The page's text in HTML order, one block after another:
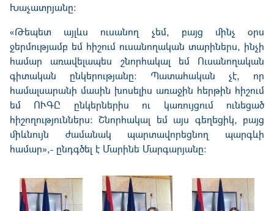
Խաչատրյանը։
«Թեպետ այլևս ուսանող չեմ, բայց մինչ օրս
ջերմությամբ եմ հիշում ուսանողական տարիներս, ինչի
համար առավելապես շնորհակալ եմ Ուսանողական
գիտական ընկերությանը։ Պատահական չէ, որ
համալսարանի մասին խոսելիս առաջին հերթին հիշում
եմ ՈՒԳԸ ընկերներիս ու կառույցում ունեցած
հիշողություններս։ Շնորհակալ եմ այս գեղեցիկ, բայց
միևնույն ժամանակ պարտավորեցնող պարգևի
համար»,- ընդգծել է Մարինե Մարգարյանը։